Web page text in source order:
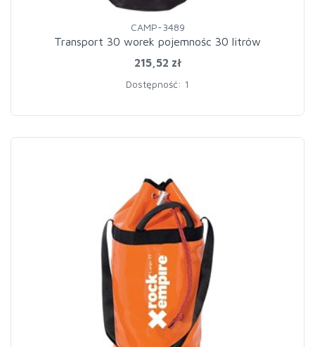
CAMP-3489
Transport 30 worek pojemnośc 30 litrów
215,52 zł
Dostępność: 1